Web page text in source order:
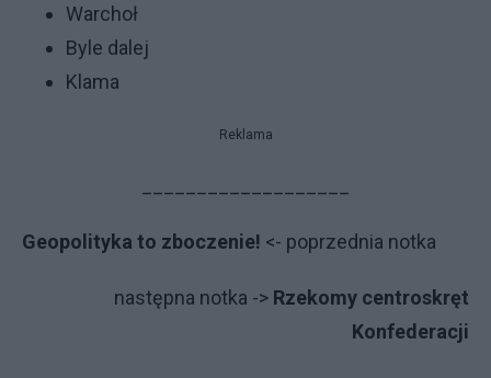
Warchoł
Byle dalej
Klama
Reklama
Geopolityka to zboczenie! <- po­przed­nia not­ka
na­stęp­na not­ka -> Rzekomy centroskręt
Konfederacji